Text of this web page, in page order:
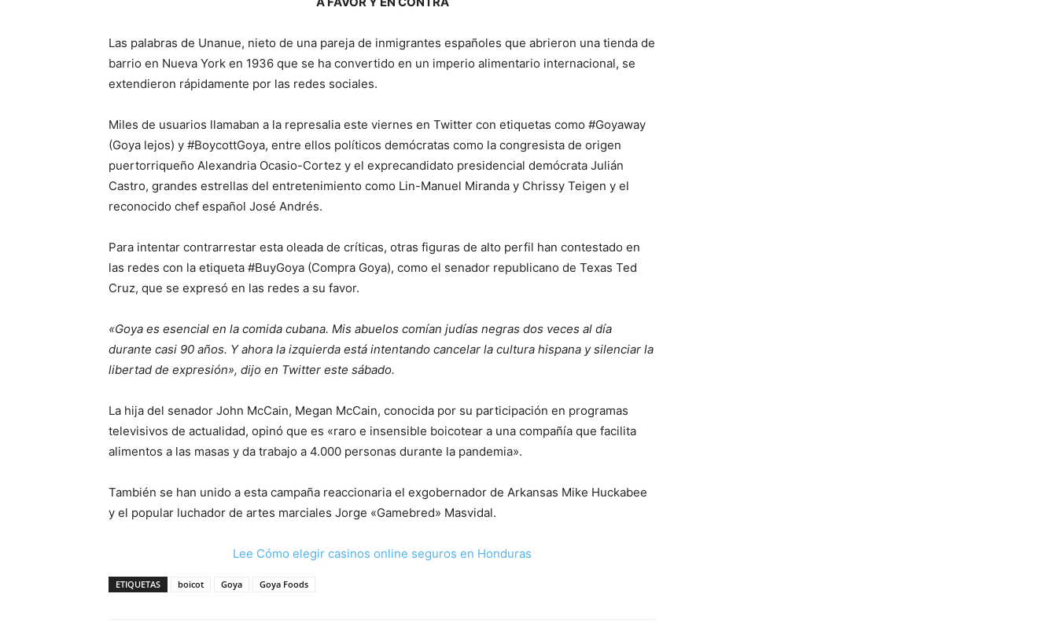
Las palabras de Unanue, nieto de una pareja de inmigrantes españoles que abrieron una tienda de
barrio en Nueva York en 1936 que se ha convertido en un imperio alimentario internacional, se
extendieron rápidamente por las redes sociales.
Miles de usuarios llamaban a la represalia este viernes en Twitter con etiquetas como #Goyaway
(Goya lejos) y #BoycottGoya, entre ellos políticos demócratas como la congresista de origen
puertorriqueño Alexandria Ocasio-Cortez y el exprecandidato presidencial demócrata Julián
Castro, grandes estrellas del entretenimiento como Lin-Manuel Miranda y Chrissy Teigen y el
reconocido chef español José Andrés.
Para intentar contrarrestar esta oleada de críticas, otras figuras de alto perfil han contestado en
las redes con la etiqueta #BuyGoya (Compra Goya), como el senador republicano de Texas Ted
Cruz, que se expresó en las redes a su favor.
«Goya es esencial en la comida cubana. Mis abuelos comían judías negras dos veces al día
durante casi 90 años. Y ahora la izquierda está intentando cancelar la cultura hispana y silenciar la
libertad de expresión», dijo en Twitter este sábado.
La hija del senador John McCain, Megan McCain, conocida por su participación en programas
televisivos de actualidad, opinó que es «raro e insensible boicotear a una compañía que facilita
alimentos a las masas y da trabajo a 4.000 personas durante la pandemia».
También se han unido a esta campaña reaccionaria el exgobernador de Arkansas Mike Huckabee
y el popular luchador de artes marciales Jorge «Gamebred» Masvidal.
Lee Cómo elegir casinos online seguros en Honduras
ETIQUETAS boicot Goya Goya Foods